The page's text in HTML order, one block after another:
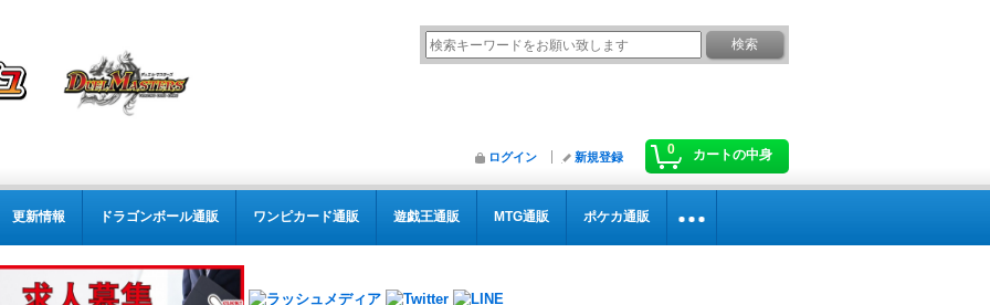
0 カートの中身
ログイン 新規登録
更新情報 ドラゴンボール通販 ワンピカード通販 遊戯王通販 MTG通販 ポケカ通販